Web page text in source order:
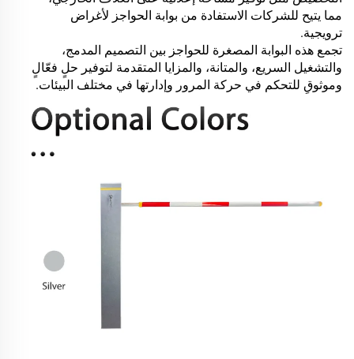
مما يتيح للشركات الاستفادة من بوابة الحواجز لأغراض
ترويجية.
تجمع هذه البوابة المصغرة للحواجز بين التصميم المدمج،
والتشغيل السريع، والمتانة، والمزايا المتقدمة لتوفير حلٍ فعّالٍ
وموثوقٍ للتحكم في حركة المرور وإدارتها في مختلف البيئات.